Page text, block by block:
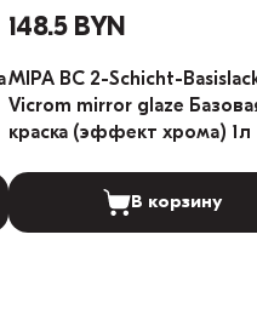
148.5 BYN
MIPA BC 2-Schicht-
Vicrom mirror glaze
краска (эффект хрома) 1л
В корзину